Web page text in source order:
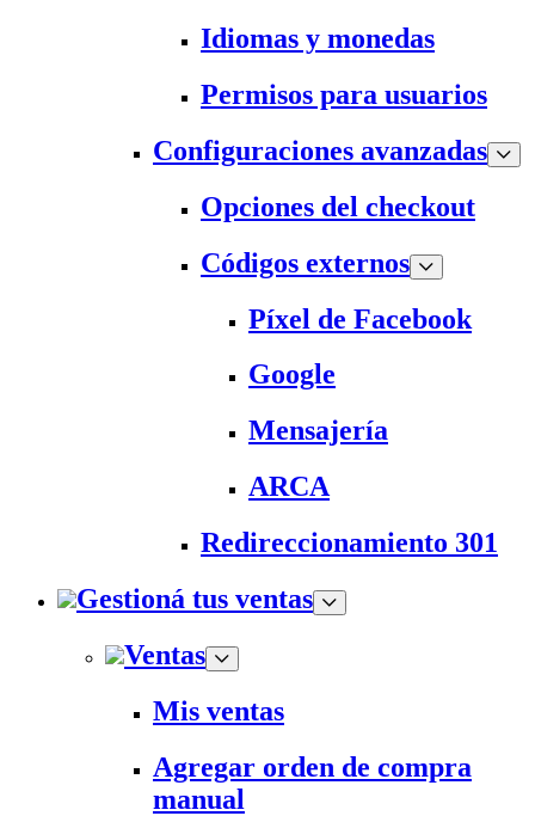
Idiomas y monedas
Permisos para usuarios
Configuraciones avanzadas
Opciones del checkout
Códigos externos
Píxel de Facebook
Google
Mensajería
ARCA
Redireccionamiento 301
Gestioná tus ventas
Ventas
Mis ventas
Agregar orden de compra
manual